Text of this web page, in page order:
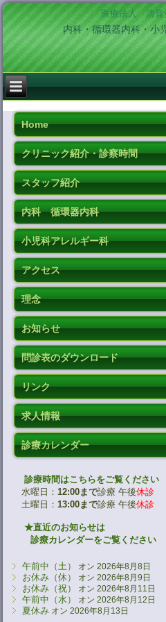
医療法人 清音
内科・循環器内科・小
Home
クリニック紹介・診察時間
スタッフ紹介
内科 循環器内科
小児科アレルギー科
アクセス
理念
お知らせ
問診表のダウンロード
リンク
求人情報
診療カレンダー
診療時間はこちらをご覧ください
水曜日：12:00まで診療 午後休診
土曜日：13:00まで診療 午後休診
★直近のお知らせは
診療カレンダーをご覧ください
午前中（土） オン 2026年8月8日
お休み（休） オン 2026年8月9日
お休み（祝） オン 2026年8月11日
午前中（水） オン 2026年8月12日
夏休み オン 2026年8月13日